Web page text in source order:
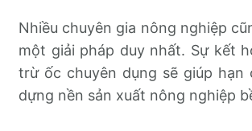
Nhiều chuyên gia nông nghiệp
một giải pháp duy nhất. Sự kết
trừ ốc chuyên dụng sẽ giúp
dựng nền sản xuất nông nghiệp